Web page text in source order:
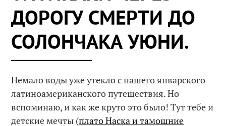
ДОРОГУ СМЕРТИ ДО
СОЛОНЧАКА УЮНИ.
Немало воды уже утекло с нашего январского
латиноамериканского путешествия. Но
вспоминаю, и как же круто это было! Тут тебе и
детские мечты (плато Наска и тамошние